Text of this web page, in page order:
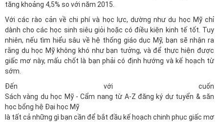
tăng khoảng 4,5% so với năm 2015.
Với các rào cản về chi phí và học lực, dường như du học Mỹ chỉ
dành cho các học sinh siêu giỏi hoặc có điều kiện kinh tế tốt. Tuy
nhiên, nếu tìm hiểu sâu về hệ thống giáo dục Mỹ, bạn sẽ nhận ra
rằng du học Mỹ không khó như bạn tưởng, và để thực hiện được
giấc mơ này, mấu chốt là bạn phải có định hướng và kế hoạch từ
sớm.
Đến với cuốn
Sách vàng du học Mỹ - Cẩm nang từ A-Z đăng ký dự tuyển & săn
học bổng hệ Đại học Mỹ
là tất cả những gì bạn cần để bắt đầu kế hoạch chinh phục giấc mơ